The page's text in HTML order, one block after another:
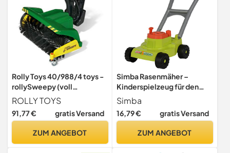
Rolly Toys 40/988/4 toys -
rollySweepy (voll
funktionsfähige
Kehrmaschine für
Kindertraktoren) - 409884
ROLLY TOYS
91,77 € gratis Versand
ZUM ANGEBOT
Simba Rasenmäher –
Kinderspielzeug für den
Garten, realistische
Mähgeräusche, stabile
Kunststoffräder, fördert
Outdoor-Spielzeug, 33x28
Simba
16,79 € gratis Versand
ZUM ANGEBOT